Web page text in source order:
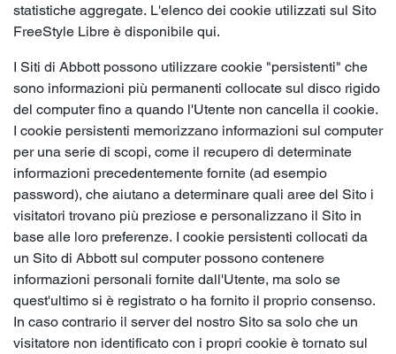
statistiche aggregate. L'elenco dei cookie utilizzati sul Sito
FreeStyle Libre è disponibile qui.
I Siti di Abbott possono utilizzare cookie "persistenti" che
sono informazioni più permanenti collocate sul disco rigido
del computer fino a quando l'Utente non cancella il cookie.
I cookie persistenti memorizzano informazioni sul computer
per una serie di scopi, come il recupero di determinate
informazioni precedentemente fornite (ad esempio
password), che aiutano a determinare quali aree del Sito i
visitatori trovano più preziose e personalizzano il Sito in
base alle loro preferenze. I cookie persistenti collocati da
un Sito di Abbott sul computer possono contenere
informazioni personali fornite dall'Utente, ma solo se
quest'ultimo si è registrato o ha fornito il proprio consenso.
In caso contrario il server del nostro Sito sa solo che un
visitatore non identificato con i propri cookie è tornato sul